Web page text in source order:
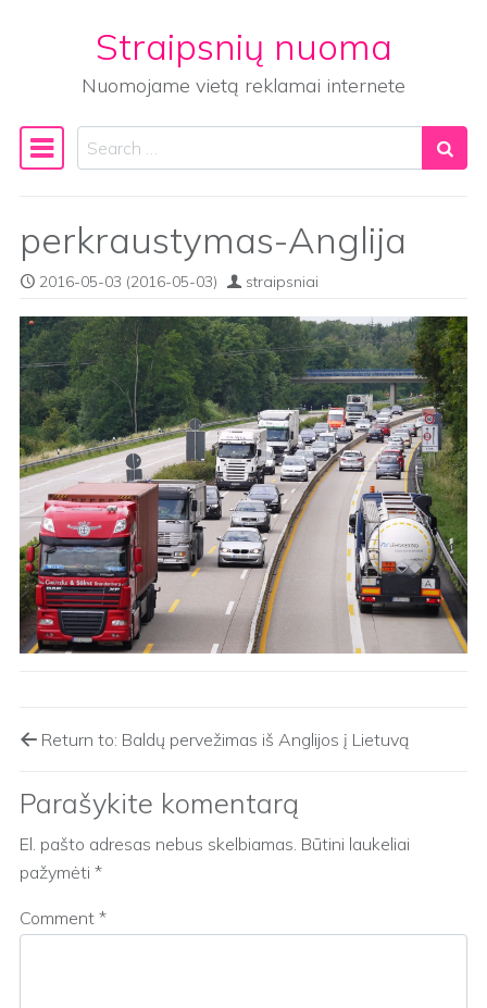
Straipsnių nuoma
Nuomojame vietą reklamai internete
Main Navigation
Search
perkraustymas-Anglija
2016-05-03 (2016-05-03) straipsniai
Return to: Baldų pervežimas iš Anglijos į Lietuvą
Parašykite komentarą
El. pašto adresas nebus skelbiamas. Būtini laukeliai
pažymėti *
Comment *